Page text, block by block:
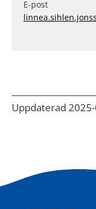
E-post
Uppdaterad